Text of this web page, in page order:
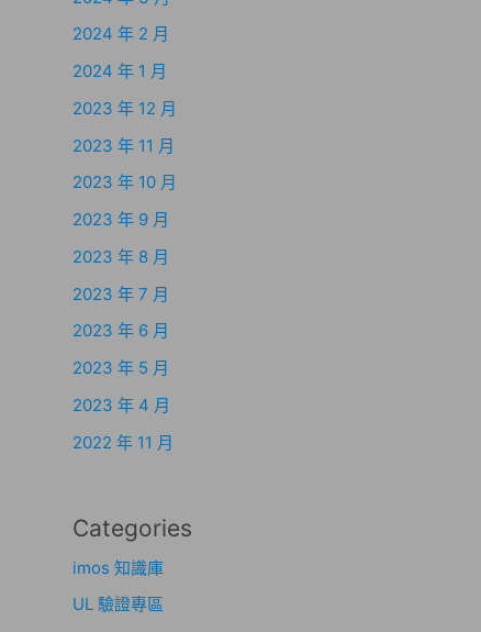
2024 年 2 月
2024 年 1 月
2023 年 12 月
2023 年 11 月
2023 年 10 月
2023 年 9 月
2023 年 8 月
2023 年 7 月
2023 年 6 月
2023 年 5 月
2023 年 4 月
2022 年 11 月
Categories
imos 知識庫
UL 驗證專區